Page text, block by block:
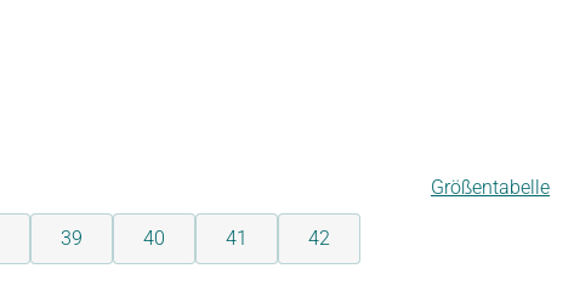
Größentabelle
39 40 41 42